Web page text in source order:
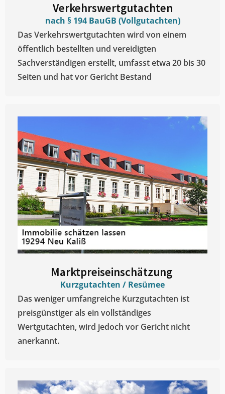
Verkehrswertgutachten
nach § 194 BauGB (Vollgutachten)
Das Verkehrswertgutachten wird von einem
öffentlich bestellten und vereidigten
Sachverständigen erstellt, umfasst etwa 20 bis 30
Seiten und hat vor Gericht Bestand
Marktpreiseinschätzung ​
Kurzgutachten / Resümee
Das weniger umfangreiche Kurzgutachten ist
preisgünstiger als ein vollständiges
Wertgutachten, wird jedoch vor Gericht nicht
anerkannt.